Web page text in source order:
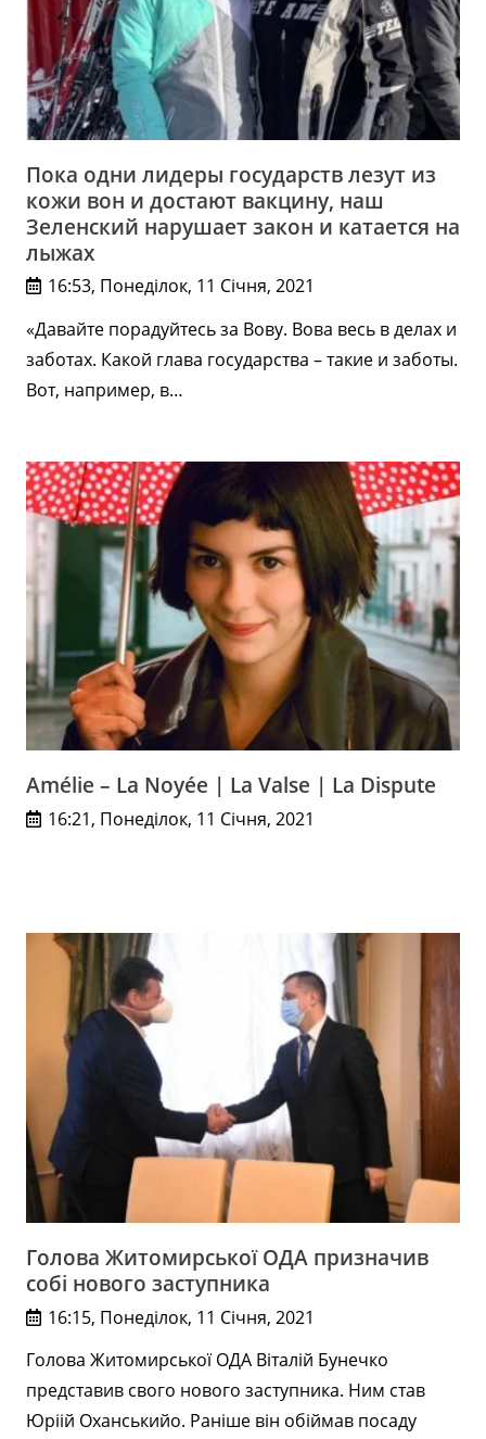
Пока одни лидеры государств лезут из
кожи вон и достают вакцину, наш
Зеленский нарушает закон и катается на
лыжах
16:53, Понеділок, 11 Січня, 2021
«Давайте порадуйтесь за Вову. Вова весь в делах и
заботах. Какой глава государства – такие и заботы.
Вот, например, в…
Amélie – La Noyée | La Valse | La Dispute
16:21, Понеділок, 11 Січня, 2021
Голова Житомирської ОДА призначив
собі нового заступника
16:15, Понеділок, 11 Січня, 2021
Голова Житомирської ОДА Віталій Бунечко
представив свого нового заступника. Ним став
Юріій Оханськийо. Раніше він обіймав посаду